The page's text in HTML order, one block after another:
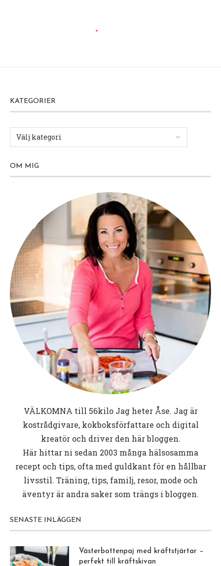
KATEGORIER
OM MIG
VÄLKOMNA till 56kiloJag heter Åse. Jag är
kostrådgivare, kokboksförfattare och digital
kreatör och driver den här bloggen.
Här hittar ni sedan 2003 många hälsosamma
recept och tips, ofta med guldkant för en hållbar
livsstil. Träning, tips, familj, resor, mode och
äventyr är andra saker som trängs i bloggen.
SENASTE INLÄGGEN
Västerbottenpaj med kräftstjärtar –
perfekt till kräftskivan